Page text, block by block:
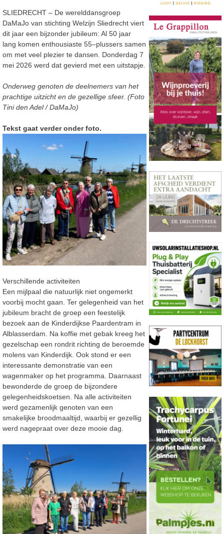
SLIEDRECHT – De werelddansgroep
DaMaJo van stichting Welzijn Sliedrecht viert
dit jaar een bijzonder jubileum: Al 50 jaar
lang komen enthousiaste 55–plussers samen
om met veel plezier te dansen. Donderdag 7
mei 2026 werd dat gevierd met een uitstapje.
Onderweg genoten de deelnemers van het
prachtige uitzicht en de gezellige sfeer. (Foto
Tini den Adel /DaMaJo)
Tekst gaat verder onder foto.
Verschillende activiteiten
Een mijlpaal die natuurlijk niet ongemerkt
voorbij mocht gaan. Ter gelegenheid van het
jubileum bracht de groep een feestelijk
bezoek aan de Kinderdijkse Paardentram in
Alblasserdam. Na koffie met gebak kreeg het
gezelschap een rondrit richting de beroemde
molens van Kinderdijk. Ook stond er een
interessante demonstratie van een
wagenmaker op het programma. Daarnaast
bewonderde de groep de bijzondere
gelegenheidskoetsen. Na alle activiteiten
werd gezamenlijk genoten van een
smakelijke broodmaaltijd, waarbij er gezellig
werd nagepraat over deze mooie dag.